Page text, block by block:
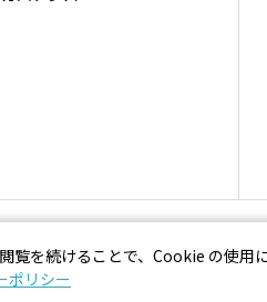
覧を続けることで、Cookie の使用
ポリシー